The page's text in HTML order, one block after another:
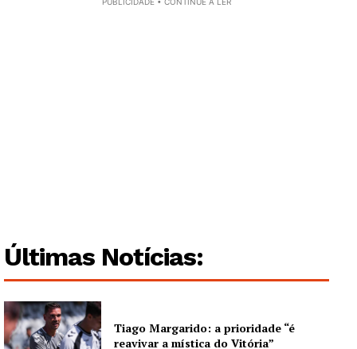
Últimas Notícias:
Tiago Margarido: a prioridade “é
reavivar a mística do Vitória”